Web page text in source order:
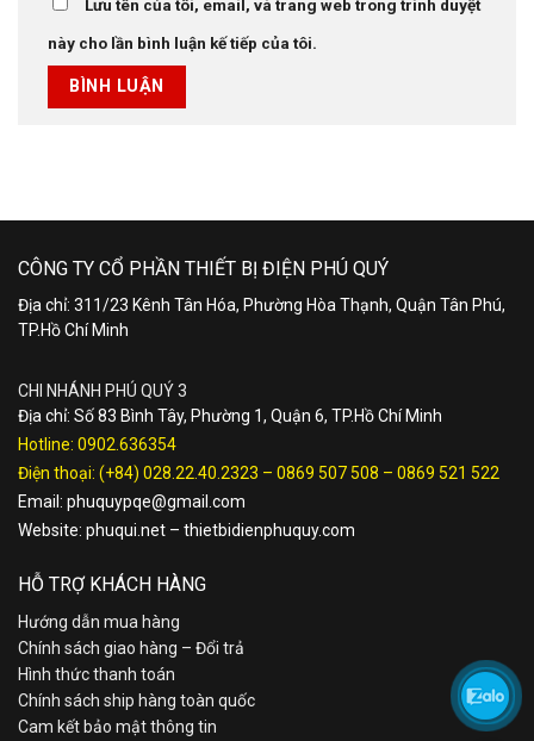
Lưu tên của tôi, email, và trang web trong trình duyệt
này cho lần bình luận kế tiếp của tôi.
CÔNG TY CỔ PHẦN THIẾT BỊ ĐIỆN PHÚ QUÝ
Địa chỉ: 311/23 Kênh Tân Hóa, Phường Hòa Thạnh, Quận Tân Phú,
TP.Hồ Chí Minh
CHI NHÁNH PHÚ QUÝ 3
Địa chỉ: Số 83 Bình Tây, Phường 1, Quận 6, TP.Hồ Chí Minh
Hotline: 0902.636354
Điện thoại: (+84) 028.22.40.2323 – 0869 507 508 – 0869 521 522
Email: phuquypqe@gmail.com
Website: phuqui.net – thietbidienphuquy.com
HỖ TRỢ KHÁCH HÀNG
Hướng dẫn mua hàng
Chính sách giao hàng – Đổi trả
Hình thức thanh toán
Chính sách ship hàng toàn quốc
Cam kết bảo mật thông tin